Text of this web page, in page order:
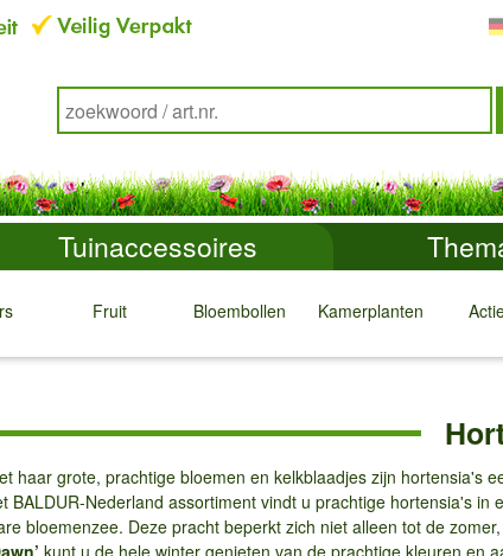
Tuinaccessoires
Fruit
↓
Bloembollen
↓
Kamerplanten
↓ ↓
haar grote, prachtige bloemen en kelkblaadjes zijn hortensia's
BALDUR-Nederland assortiment vindt u prachtige hortensia's
bloemenzee. Deze pracht beperkt zich niet alleen tot de
kunt u de hele winter genieten van de prachtige kleuren en